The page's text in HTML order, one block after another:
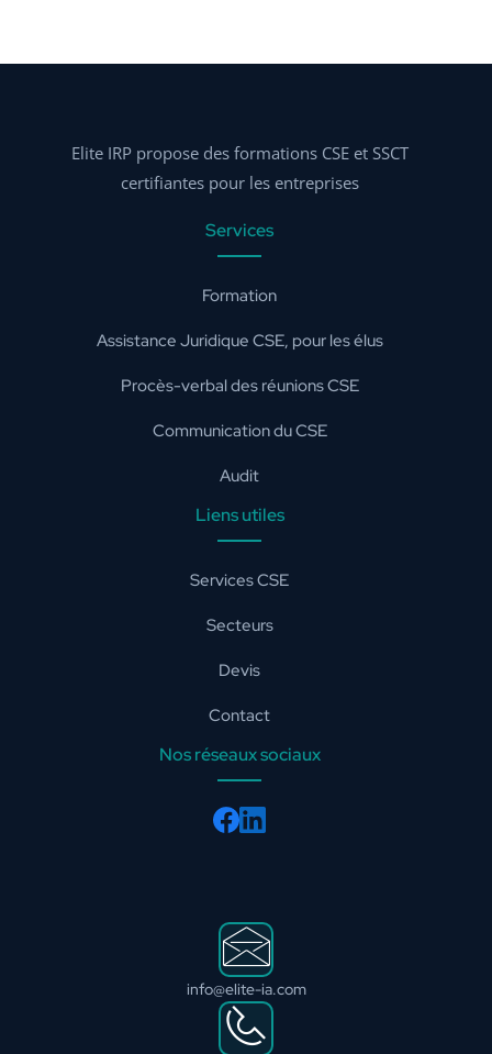
Elite IRP propose des formations CSE et SSCT
certifiantes pour les entreprises
Services
Formation
Assistance Juridique CSE, pour les élus
Procès-verbal des réunions CSE
Communication du CSE
Audit
Liens utiles
Services CSE
Secteurs
Devis
Contact
Nos réseaux sociaux
info@elite-ia.com